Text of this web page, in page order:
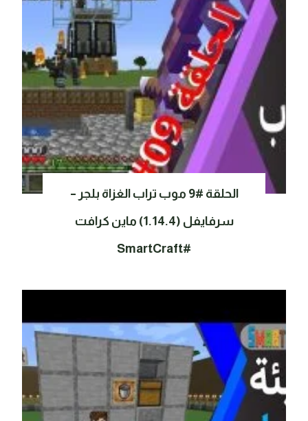
الحلقة #9 موب تراب الغزاة بلجر –
سرفايفل (1.14.4) ماين كرافت
#SmartCraft